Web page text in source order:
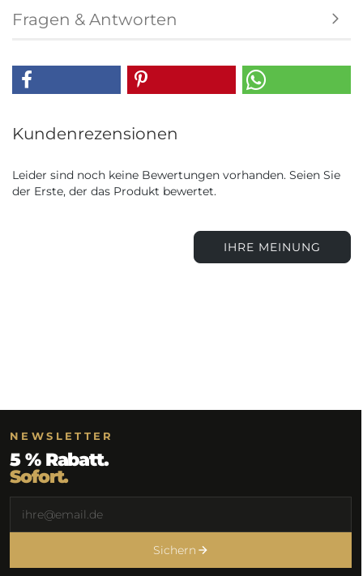
Fragen & Antworten
Kundenrezensionen
Leider sind noch keine Bewertungen vorhanden. Seien Sie
der Erste, der das Produkt bewertet.
IHRE MEINUNG
NEWSLETTER
5 % Rabatt.
Sofort.
Sichern